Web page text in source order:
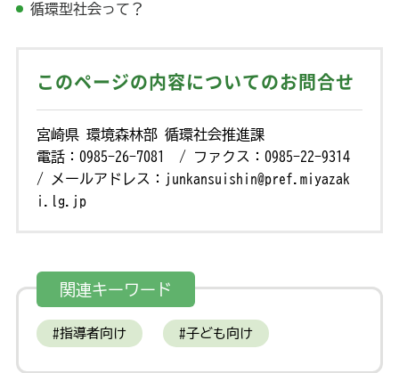
循環型社会って？
このページの内容についてのお問合せ
宮崎県 環境森林部 循環社会推進課
電話：0985-26-7081 / ファクス：0985-22-9314
/ メールアドレス：junkansuishin@pref.miyazak
i.lg.jp
関連キーワード
指導者向け 子ども向け